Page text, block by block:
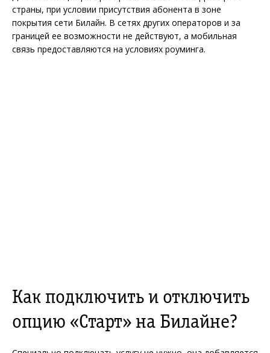
страны, при условии присутствия абонента в зоне
покрытия сети Билайн. В сетях других операторов и за
границей ее возможности не действуют, а мобильная
связь предоставляются на условиях роуминга.
Как подключить и отключить
опцию «Старт» на Билайне?